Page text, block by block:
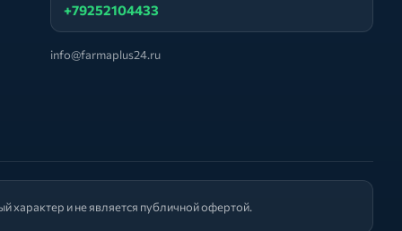
+79252104433
info@farmaplus24.ru
характер и не является публичной офертой.